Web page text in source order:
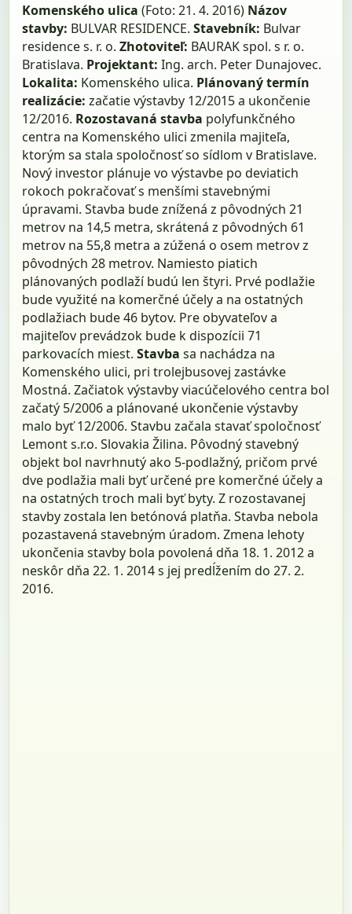
Komenského ulica (Foto: 21. 4. 2016) Názov
stavby: BULVAR RESIDENCE.Stavebník: Bulvar
residence s. r. o.Zhotoviteľ: BAURAK spol. s r. o.
Bratislava. Projektant: Ing. arch. Peter Dunajovec.
Lokalita: Komenského ulica. Plánovaný termín
realizácie: začatie výstavby 12/2015 a ukončenie
12/2016. Rozostavaná stavba polyfunkčného
centra na Komenského ulici zmenila majiteľa,
ktorým sa stala spoločnosť so sídlom v Bratislave.
Nový investor plánuje vo výstavbe po deviatich
rokoch pokračovať s menšími stavebnými
úpravami. Stavba bude znížená z pôvodných 21
metrov na 14,5 metra, skrátená z pôvodných 61
metrov na 55,8 metra a zúžená o osem metrov z
pôvodných 28 metrov. Namiesto piatich
plánovaných podlaží budú len štyri. Prvé podlažie
bude využité na komerčné účely a na ostatných
podlažiach bude 46 bytov. Pre obyvateľov a
majiteľov prevádzok bude k dispozícii 71
parkovacích miest.Stavba sa nachádza na
Komenského ulici, pri trolejbusovej zastávke
Mostná. Začiatok výstavby viacúčelového centra bol
začatý 5/2006 a plánované ukončenie výstavby
malo byť 12/2006. Stavbu začala stavať spoločnosť
Lemont s.r.o. Slovakia Žilina. Pôvodný stavebný
objekt bol navrhnutý ako 5‑podlažný, pričom prvé
dve podlažia mali byť určené pre komerčné účely a
na ostatných troch mali byť byty. Z rozostavanej
stavby zostala len betónová platňa. Stavba nebola
pozastavená stavebným úradom. Zmena lehoty
ukončenia stavby bola povolená dňa 18. 1. 2012 a
neskôr dňa 22. 1. 2014 s jej predĺžením do 27. 2.
2016.